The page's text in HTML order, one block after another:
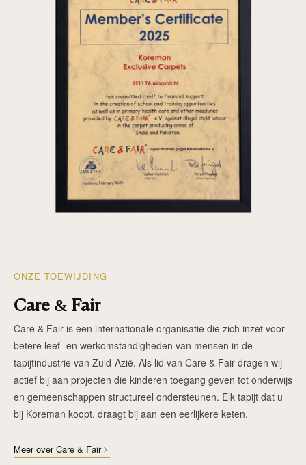
ONZE TOEWIJDING
Care & Fair
Care & Fair is een internationale organisatie die zich inzet voor
betere leef- en werkomstandigheden van mensen in de
tapijtindustrie van Zuid-Azië. Als lid van Care & Fair dragen wij
actief bij aan projecten die kinderen toegang geven tot onderwijs
en gemeenschappen structureel ondersteunen. Elk tapijt dat u
bij Koreman koopt, draagt bij aan een eerlijkere keten.
Meer over Care & Fair